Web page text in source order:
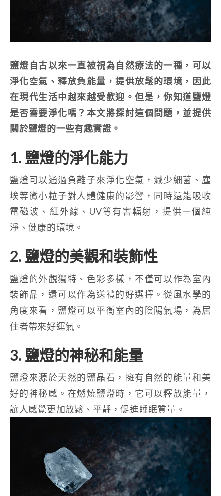
鹽燈自古以來一直被視為自然療法的一種，可以
淨化空氣、釋放負能量，提供放鬆的環境，因此
在現代生活中越來越受歡迎。但是，你知道鹽燈
是否需要淨化嗎？本文將探討這個問題，並提供
關於鹽燈的一些有趣實證。
1. 鹽燈的淨化能力
鹽燈可以通過負離子來淨化空氣，減少細菌、塵
埃等微小粒子對人體健康的影響，同時還能吸收
電磁波、紅外線、UV等有害輻射，提供一個純
淨、健康的環境。
2. 鹽燈的美觀和裝飾性
鹽燈的外觀獨特、色彩多樣，不僅可以作為室內
裝飾品，還可以作為送禮的好選擇。從風水學的
角度來看，鹽燈可以平衡室內的陰陽氣場，為居
住者帶來好運氣。
3. 鹽燈的神秘和能量
鹽燈來源於天然的鹽晶石，擁有自然的能量和美
好的神秘感。在燃燒鹽燈時，它可以釋放能量，
讓人感覺更加放鬆、平靜，促進睡眠質量。